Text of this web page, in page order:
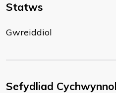
Statws
Gwreiddiol
Sefydliad Cychwynnol